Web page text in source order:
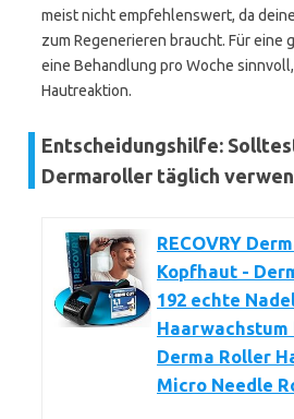
meist nicht empfehlenswert, da
zum Regenerieren braucht. Für eine
eine Behandlung pro Woche
Hautreaktion.
Entscheidungshilfe:
Dermaroller täglich
RECOVRY
Kopfhaut -
192 echte
Derma Roller
Micro Needle